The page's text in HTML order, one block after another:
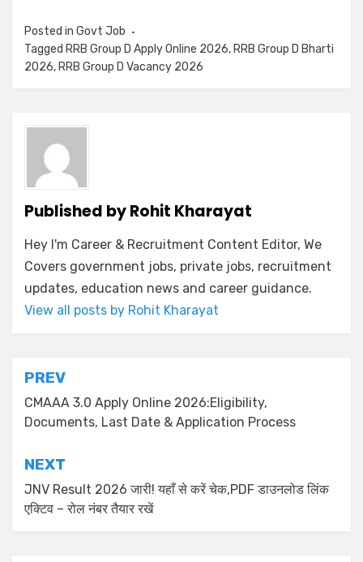
Posted in Govt Job
Tagged RRB Group D Apply Online 2026, RRB Group D Bharti
2026, RRB Group D Vacancy 2026
Published byRohit Kharayat
Hey I'm Career & Recruitment Content Editor, We
Covers government jobs, private jobs, recruitment
updates, education news and career guidance.
View all posts by Rohit Kharayat
PREV
CMAAA 3.0 Apply Online 2026:Eligibility,
Documents, Last Date & Application Process
NEXT
JNV Result 2026 जारी! यहाँ से करें चेक,PDF डाउनलोड लिंक
एक्टिव – रोल नंबर तैयार रखें